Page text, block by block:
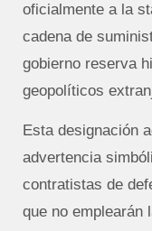
oficialmente a la
cadena de
gobierno reserva
geopolíticos
Esta designación
advertencia
contratistas de
que no emplearán